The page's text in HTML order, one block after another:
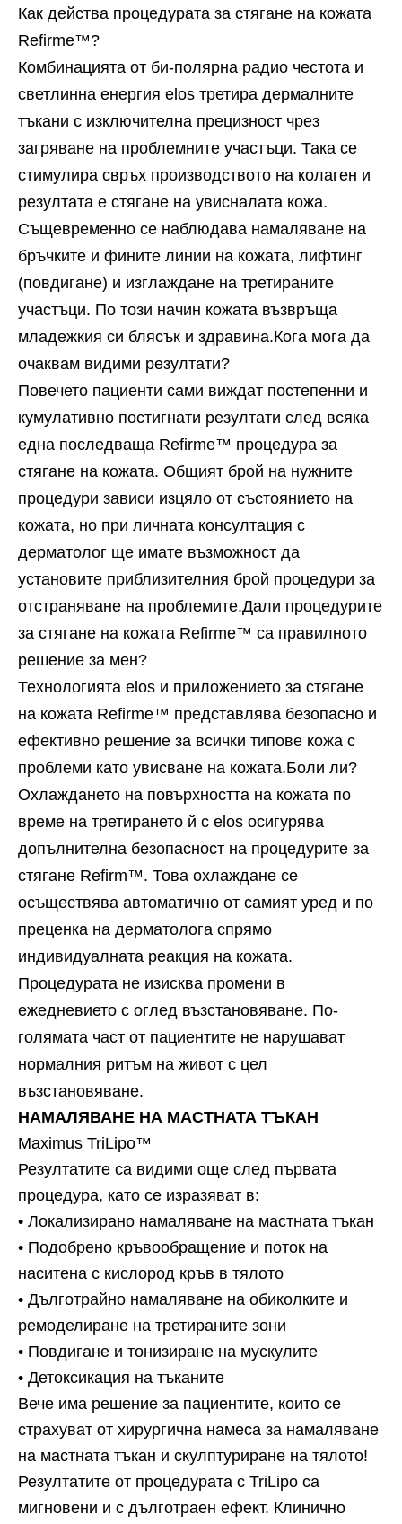
Как действа процедурата за стягане на кожата
Refirme™?
Комбинацията от би-полярна радио честота и
светлинна енергия elos третира дермалните
тъкани с изключителна прецизност чрез
загряване на проблемните участъци. Така се
стимулира свръх производството на колаген и
резултата е стягане на увисналата кожа.
Същевременно се наблюдава намаляване на
бръчките и фините линии на кожата, лифтинг
(повдигане) и изглаждане на третираните
участъци. По този начин кожата възвръща
младежкия си блясък и здравина.Кога мога да
очаквам видими резултати?
Повечето пациенти сами виждат постепенни и
кумулативно постигнати резултати след всяка
една последваща Refirme™ процедура за
стягане на кожата. Общият брой на нужните
процедури зависи изцяло от състоянието на
кожата, но при личната консултация с
дерматолог ще имате възможност да
установите приблизителния брой процедури за
отстраняване на проблемите.Дали процедурите
за стягане на кожата Refirme™ са правилното
решение за мен?
Технологията elos и приложението за стягане
на кожата Refirme™ представлява безопасно и
ефективно решение за всички типове кожа с
проблеми като увисване на кожата.Боли ли?
Охлаждането на повърхността на кожата по
време на третирането й с elos осигурява
допълнителна безопасност на процедурите за
стягане Refirm™. Това охлаждане се
осъществява автоматично от самият уред и по
преценка на дерматолога спрямо
индивидуалната реакция на кожата.
Процедурата не изисква промени в
ежедневието с оглед възстановяване. По-
голямата част от пациентите не нарушават
нормалния ритъм на живот с цел
възстановяване.
НАМАЛЯВАНЕ НА МАСТНАТА ТЪКАН
Maximus TriLipo™
Резултатите са видими още след първата
процедура, като се изразяват в:
• Локализирано намаляване на мастната тъкан
• Подобрено кръвообращение и поток на
наситена с кислород кръв в тялото
• Дълготрайно намаляване на обиколките и
ремоделиране на третираните зони
• Повдигане и тонизиране на мускулите
• Детоксикация на тъканите
Вече има решение за пациентите, които се
страхуват от хирургична намеса за намаляване
на мастната тъкан и скулптуриране на тялото!
Резултатите от процедурата с TriLipo са
мигновени и с дълготраен ефект. Клинично